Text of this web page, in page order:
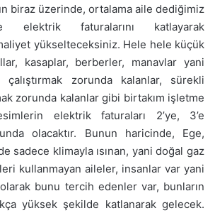
biraz üzerinde, ortalama aile dediğimiz
elektrik faturalarını katlayarak
yükselteceksiniz. Hele hele küçük
kasaplar, berberler, manavlar yani
çalıştırmak zorunda kalanlar, sürekli
zorunda kalanlar gibi birtakım işletme
elektrik faturaları 2’ye, 3’e
olacaktır. Bunun haricinde, Ege,
sadece klimayla ısınan, yani doğal gaz
kullanmayan aileler, insanlar var yani
bunu tercih edenler var, bunların
yüksek şekilde katlanarak gelecek.